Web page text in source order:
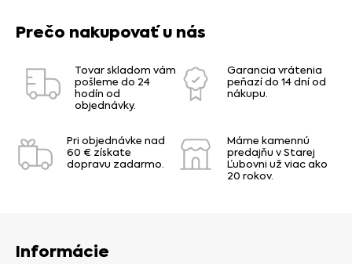
Prečo nakupovať u nás
Tovar skladom vám
pošleme do 24
hodín od
objednávky.
Garancia vrátenia
peňazí do 14 dní od
nákupu.
Pri objednávke nad
60 € získate
dopravu zadarmo.
Máme kamennú
predajňu v Starej
Ľubovni už viac ako
20 rokov.
Informácie